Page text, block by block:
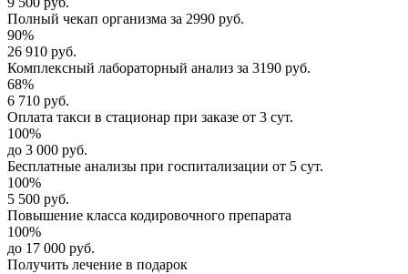
Полный чекап организма за 2990 руб.
90%
26 910 руб.
Комплексный лабораторный анализ за 3190 руб.
68%
6 710 руб.
Оплата такси в стационар при заказе от 3 сут.
100%
до 3 000 руб.
Бесплатные анализы при госпитализации от 5 сут.
100%
5 500 руб.
Повышение класса кодировочного препарата
100%
до 17 000 руб.
Получить лечение в подарок